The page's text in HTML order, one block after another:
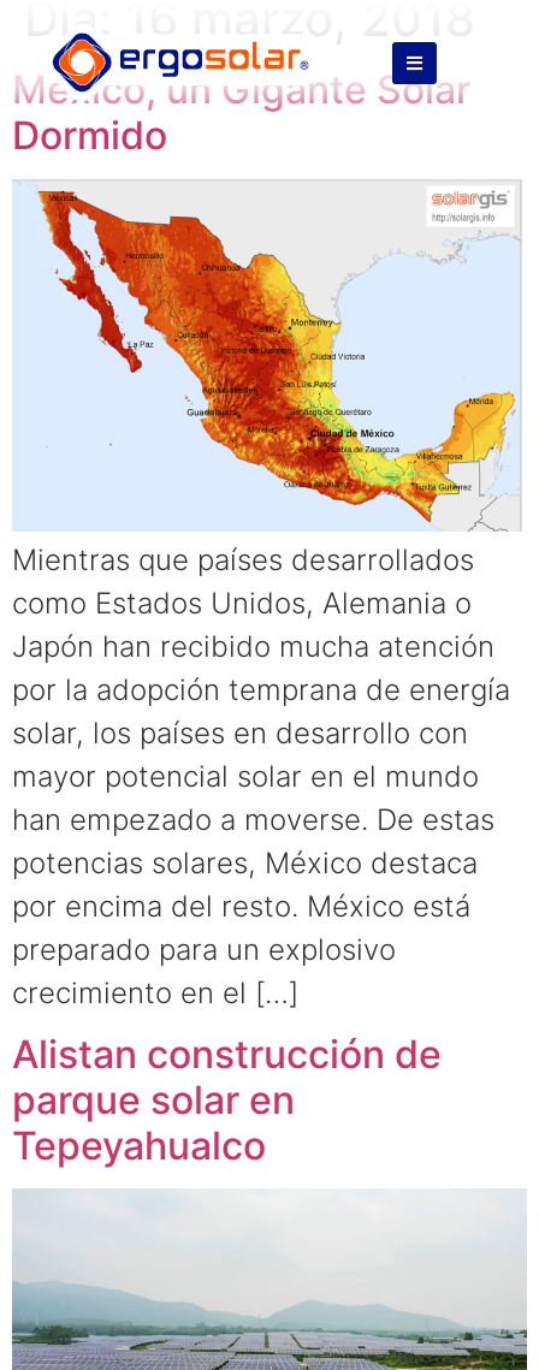
Día:
México, un Gigante Solar
Dormido
Mientras que paí­ses desarrollados
como Estados Unidos, Alemania o
Japón han recibido mucha atención
por la adopción temprana de energía
solar, los países en desarrollo con
mayor potencial solar en el mundo
han empezado a moverse. De estas
potencias solares, México destaca
por encima del resto. México está
preparado para un explosivo
crecimiento en el […]
Alistan construcción de
parque solar en
Tepeyahualco